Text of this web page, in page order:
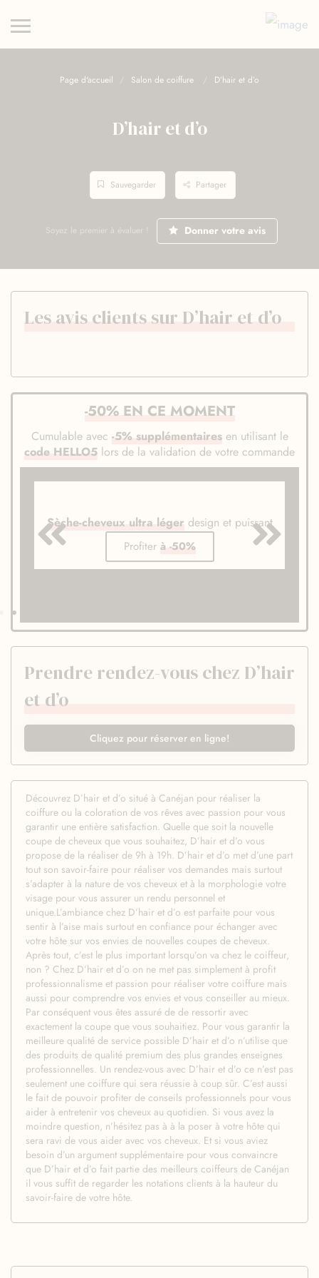
Page d'accueil Salon de coiffure D’hair et d’o
D’hair et d’o
Sauvegarder Partager
Soyez le premier à évaluer ! Donner votre avis
Les avis clients sur D’hair et d’o
-50% EN CE MOMENT
Cumulable avec -5% supplémentairesen utilisant le
code HELLO5 lors de la validation de votre commande
Sèche-cheveux ultra léger design et puissant
Profiter à -50%
Prendre rendez-vous chez D’hair
et d’o
Cliquez pour réserver en ligne!
Découvrez D’hair et d’o situé à Canéjan pour réaliser la
coiffure ou la coloration de vos rêves avec passion pour vous
garantir une entière satisfaction. Quelle que soit la nouvelle
coupe de cheveux que vous souhaitez, D’hair et d’o vous
propose de la réaliser de 9h à 19h. D’hair et d’o met d’une part
tout son savoir-faire pour réaliser vos demandes mais surtout
s’adapter à la nature de vos cheveux et à la morphologie votre
visage pour vous assurer un rendu personnel et
unique.L’ambiance chez D’hair et d’o est parfaite pour vous
sentir à l’aise mais surtout en confiance pour échanger avec
votre hôte sur vos envies de nouvelles coupes de cheveux.
Après tout, c’est le plus important lorsqu’on va chez le coiffeur,
non ? Chez D’hair et d’o on ne met pas simplement à profit
professionnalisme et passion pour réaliser votre coiffure mais
aussi pour comprendre vos envies et vous conseiller au mieux.
Par conséquent vous êtes assuré de de ressortir avec
exactement la coupe que vous souhaitiez. Pour vous garantir la
meilleure qualité de service possible D’hair et d’o n’utilise que
des produits de qualité premium des plus grandes enseignes
professionnelles. Un rendez-vous avec D’hair et d’o ce n’est pas
seulement une coiffure qui sera réussie à coup sûr. C’est aussi
le fait de pouvoir profiter de conseils professionnels pour vous
aider à entretenir vos cheveux au quotidien. Si vous avez la
moindre question, n’hésitez pas à à la poser à votre hôte qui
sera ravi de vous aider avec vos cheveux. Et si vous aviez
besoin d’un argument supplémentaire pour vous convaincre
que D’hair et d’o fait partie des meilleurs coiffeurs de Canéjan
il vous suffit de regarder les notations clients à la hauteur du
savoir-faire de votre hôte.